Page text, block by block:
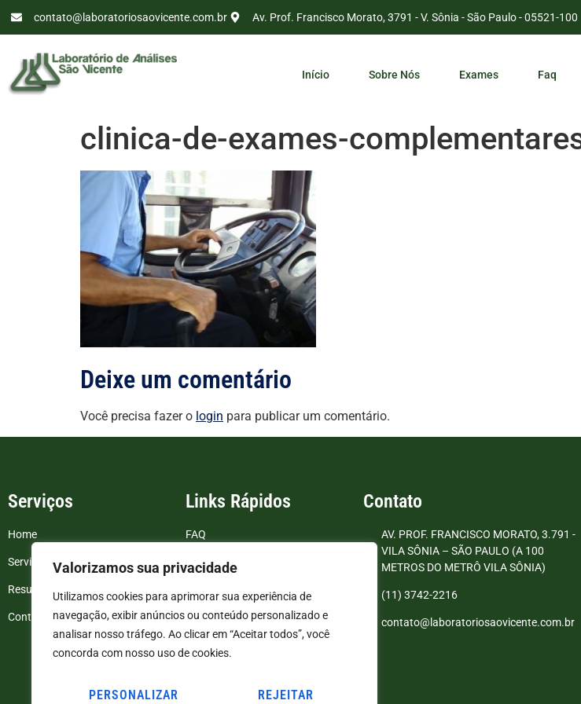
Valorizamos sua privacidade
Utilizamos cookies para aprimorar sua experiência de
navegação, exibir anúncios ou conteúdo personalizado e
analisar nosso tráfego. Ao clicar em “Aceitar todos”, você
concorda com nosso uso de cookies.
PERSONALIZAR REJEITAR
contato@laboratoriosaovicente.com.br Av. Prof. Francisco Morato, 3791 - V. Sônia - São Paulo - 05521-100
Início Sobre Nós Exames Faq
clinica-de-exames-
Deixe um comentário
Você precisa fazer o login para publicar um comentário.
Serviços
Home
Serviços
Resultados de exames
Contato
Links Rápidos
FAQ
Blog
Politica de Privacidade
Termos e Condições
Contato
AV. PROF. FRANCISCO MORATO, 3.791 -
VILA SÔNIA – SÃO PAULO (A 100
METROS DO METRÔ VILA SÔNIA)
(11) 3742-2216
contato@laboratoriosaovicente.com.br